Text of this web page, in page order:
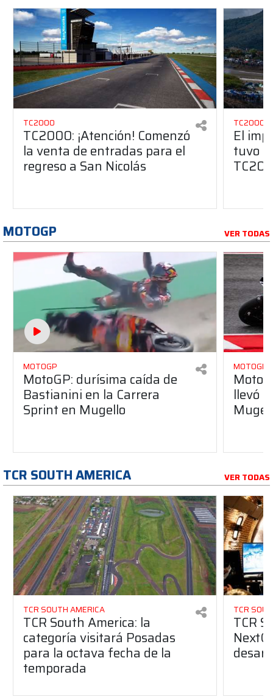
TC2000
TC2000: ¡Atención! Comenzó
la venta de entradas para el
regreso a San Nicolás
TC2000
El
tuvo
MOTOGP VER TODAS
MOTOGP
MotoGP: durísima caída de
Bastianini en la Carrera
Sprint en Mugello
MOTOGP
llevó
TCR SOUTH AMERICA VER TODAS
TCR SOUTH AMERICA
TCR South America: la
categoría visitará Posadas
para la octava fecha de la
temporada
TCR
TCR